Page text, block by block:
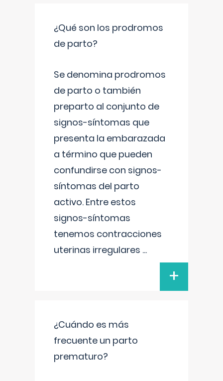
¿Qué son los prodromos
de parto?
Se denomina prodromos
de parto o también
preparto al conjunto de
signos-síntomas que
presenta la embarazada
a término que pueden
confundirse con signos-
síntomas del parto
activo. Entre estos
signos-síntomas
tenemos contracciones
uterinas irregulares ...
+
¿Cuándo es más
frecuente un parto
prematuro?